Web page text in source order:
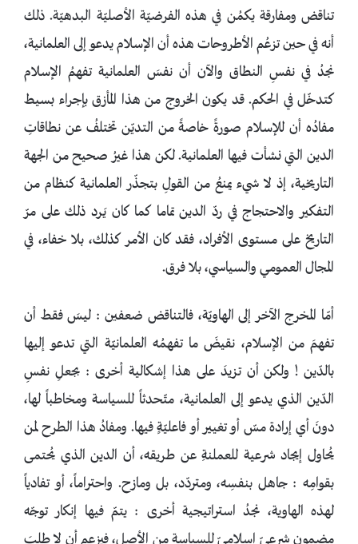
تناقض ومفارقة يكمُن في هذه الفرضيّة الأصليّة البدهيّة. ذلك
أنه في حين تزعُم الأطروحات هذه أن الإسلام يدعو إلى العلمانية،
نجدُ في نفسِ النطاق والآن أن نفسَ العلمانية تفهمُ الإسلام
كتدخّل في الحكم. قد يكون الخروج من هذا المأزق بإجراء بسيط
مفادُه أن للإسلام صورةً خاصةً من التديّن تختلفُ عن نطاقاتِ
الدين التي نشأت فيها العلمانية. لكن هذا غيرُ صحيح من الجهة
التاريخية، إذ لا شيء يمنعُ من القولِ بتجذّر العلمانية كنظام من
التفكير والاحتجاج في ردّ الدين تماما كما كان يَرد ذلك على مرّ
التاريخ على مستوى الأفراد، فقد كان الأمر كذلك، بلا خفاء، في
المجال العمومي والسياسي، بلا فرق.
أمّا المخرج الآخر إلى الهاويّة، فالتناقض ضعفين : ليسَ فقط أن
تفهمَ من الإسلام، نقيضَ ما تفهمُه العلمانيّة التي تدعو إليها
بالدّين ! ولكن أن تزيدَ على هذا إشكالية أخرى : بجعلِ نفسِ
الدّين الذي يدعو إلى العلمانية، متّحدثاً للسياسة ومخاطباً لها،
دونَ أي إرادة مسّ أو تغيير أو فاعليّةٍ فيها. ومفادُ هذا الطرح لمن
يُحاول إيجاد شرعية للعملنةِ عن طريقه، أن الدين الذي يُحتمى
بقوامِه : جاهل بنفسِه، ومتردّد، بل ومازح. واحتراماً، أو تفادياً
لهذه الهاوية، نجدُ استراتيجية أخرى : يتمّ فيها إنكار توجّه